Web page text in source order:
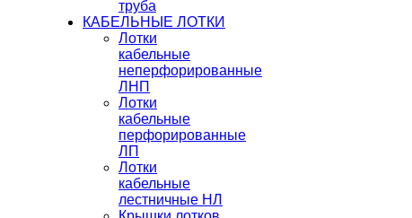
труба
КАБЕЛЬНЫЕ ЛОТКИ
Лотки
кабельные
неперфорированные
ЛНП
Лотки
кабельные
перфорированные
ЛП
Лотки
кабельные
лестничные НЛ